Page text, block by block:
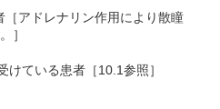
アドレナリン作用により散瞳
］
ている患者［10.1参照］